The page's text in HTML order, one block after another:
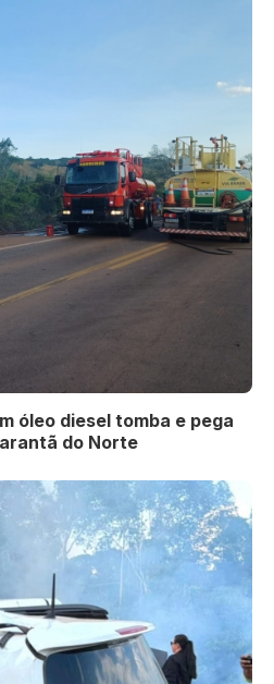
óleo diesel tomba e pega
do Norte